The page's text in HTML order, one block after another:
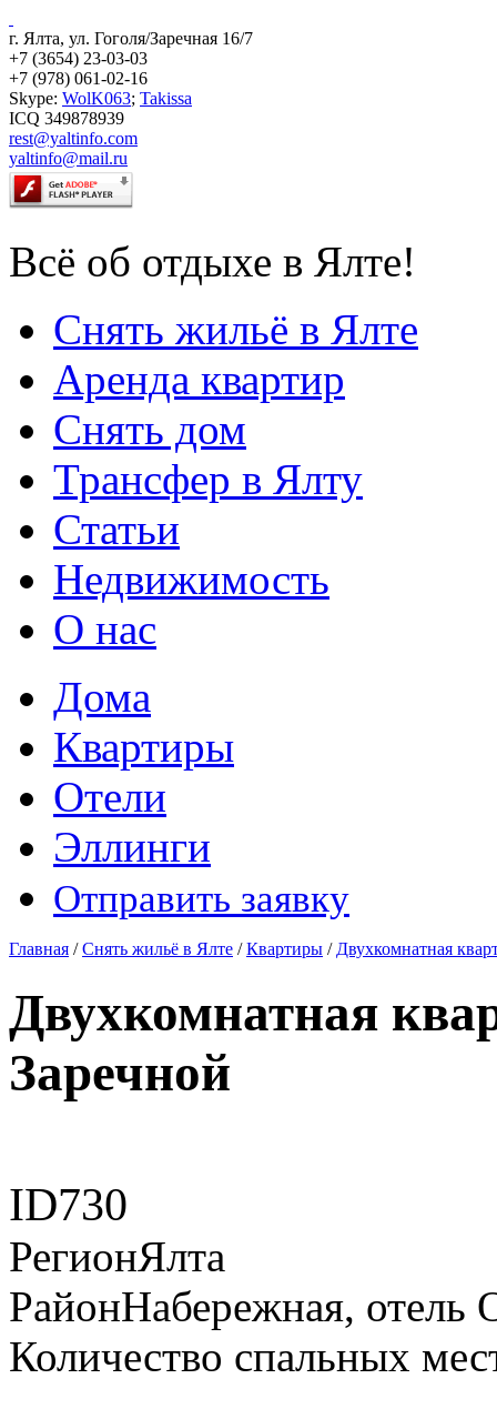
г. Ялта, ул. Гоголя/Заречная 16/7
+7 (3654) 23-03-03
+7 (978) 061-02-16
Skype: WolK063; Takissa
ICQ 349878939
rest@yaltinfo.com
yaltinfo@mail.ru
Всё об отдыхе в Ялте!
Снять жильё в Ялте
Аренда квартир
Снять дом
Трансфер в Ялту
Статьи
Недвижимость
О нас
Дома
Квартиры
Отели
Эллинги
Отправить заявку
Главная /Снять жильё в Ялте /Квартиры / Двухкомнатная
Двухкомнатная
Заречной
ID730
РегионЯлта
РайонНабережная, отель
Количество спальных